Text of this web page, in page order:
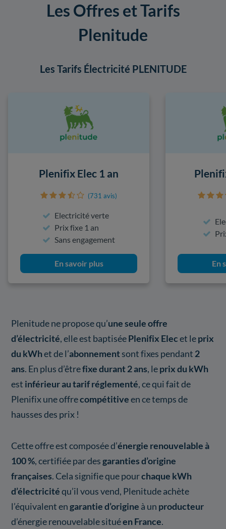
Les Offres et Tarifs
Plenitude
Les Tarifs Électricité PLENITUDE
Plenifix Elec 1 an
(731 avis)
Electricité verte
Prix fixe 1 an
Sans engagement
En savoir plus En
Plenitude ne propose qu’une seule offre
d’électricité, elle est baptiséePlenifix Elecet leprix
du kWhet de l’abonnementsont fixes pendant 2
ans. En plus d’êtrefixe durant 2 ans, leprix du kWh
est inférieur au tarif réglementé, ce qui fait de
Plenifix une offrecompétitiveen ce temps de
hausses des prix !
Cette offre est composée d’énergie renouvelable à
100 %, certifiée par desgaranties d’origine
françaises. Cela signifie que pourchaque kWh
d’électricitéqu’il vous vend, Plenitude achète
l’équivalent engarantie d’origine à un producteur
d’énergie renouvelable situéen France.